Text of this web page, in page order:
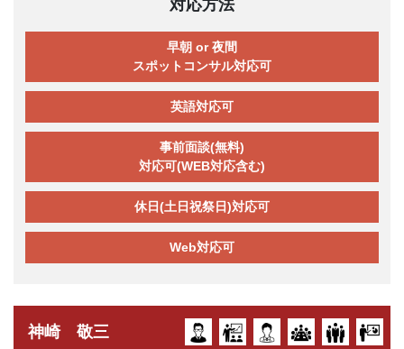
対応方法
早朝 or 夜間
スポットコンサル対応可
英語対応可
事前面談(無料)
対応可(WEB対応含む)
休日(土日祝祭日)対応可
Web対応可
神崎 敬三